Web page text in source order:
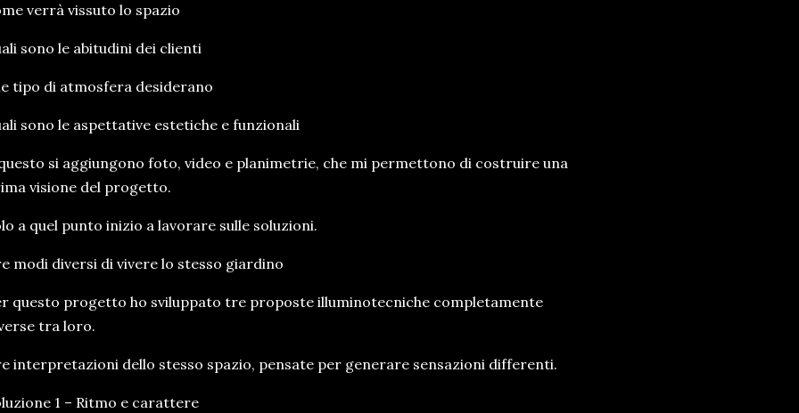
verrà vissuto lo spazio
sono le abitudini dei clienti
tipo di atmosfera desiderano
sono le aspettative estetiche e funzionali
si aggiungono foto, video e planimetrie, che mi permettono di costruire una
visione del progetto.
a quel punto inizio a lavorare sulle soluzioni.
modi diversi di vivere lo stesso giardino
questo progetto ho sviluppato tre proposte illuminotecniche completamente
tra loro.
interpretazioni dello stesso spazio, pensate per generare sensazioni differenti.
1 – Ritmo e carattere